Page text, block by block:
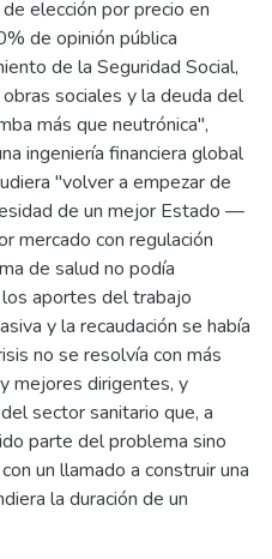
elección por precio en
de opinión pública
de la Seguridad Social,
sociales y la deuda del
más que neutrónica",
ingeniería financiera global
"volver a empezar de
de un mejor Estado —
mercado con regulación
de salud no podía
aportes del trabajo
y la recaudación se había
no se resolvía con más
mejores dirigentes, y
sector sanitario que, a
parte del problema sino
un llamado a construir una
la duración de un